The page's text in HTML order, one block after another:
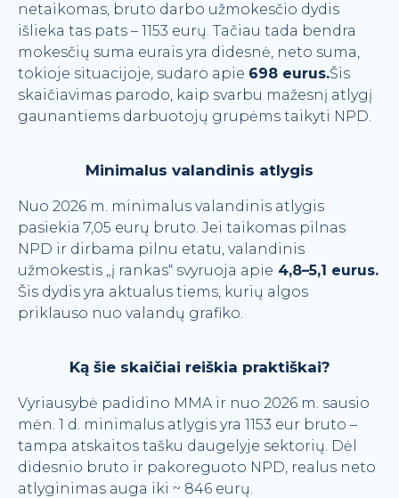
netaikomas, bruto darbo užmokesčio dydis
išlieka tas pats – 1153 eurų. Tačiau tada bendra
mokesčių suma eurais yra didesnė, neto suma,
tokioje situacijoje, sudaro apie 698 eurus.Šis
skaičiavimas parodo, kaip svarbu mažesnį atlygį
gaunantiems darbuotojų grupėms taikyti NPD.
Minimalus valandinis atlygis
Nuo 2026 m. minimalus valandinis atlygis
pasiekia 7,05 eurų bruto. Jei taikomas pilnas
NPD ir dirbama pilnu etatu, valandinis
užmokestis „į rankas“ svyruoja apie 4,8–5,1 eurus.
Šis dydis yra aktualus tiems, kurių algos
priklauso nuo valandų grafiko.
Ką šie skaičiai reiškia praktiškai?
Vyriausybė padidino MMA ir nuo 2026 m. sausio
mėn. 1 d. minimalus atlygis yra 1153 eur bruto –
tampa atskaitos tašku daugelyje sektorių. Dėl
didesnio bruto ir pakoreguoto NPD, realus neto
atlyginimas auga iki ~ 846 eurų.